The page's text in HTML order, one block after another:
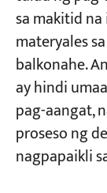
sa makitid
materyales
balkonahe.
ay hindi
pag-aangat,
proseso ng
nagpapaikli